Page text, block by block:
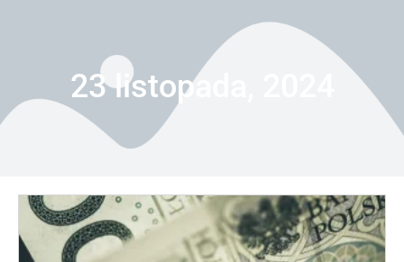
23 listopada, 2024